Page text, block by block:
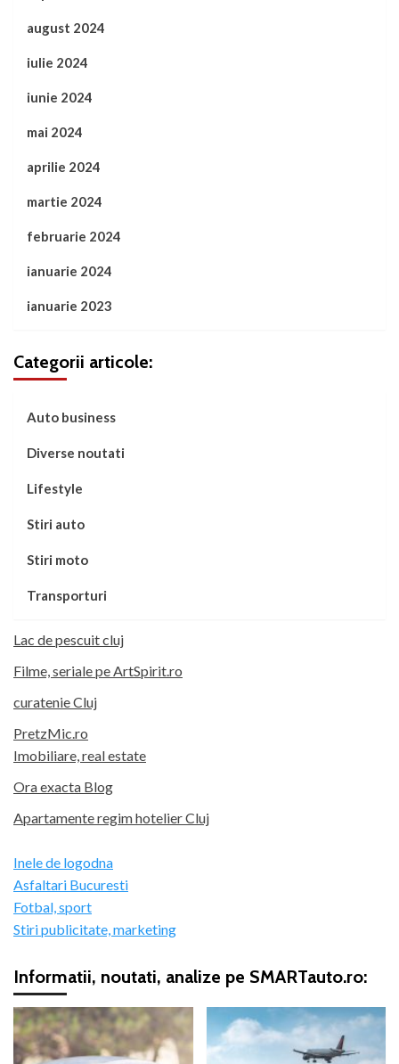
august 2024
iulie 2024
iunie 2024
mai 2024
aprilie 2024
martie 2024
februarie 2024
ianuarie 2024
ianuarie 2023
Categorii articole:
Auto business
Diverse noutati
Lifestyle
Stiri auto
Stiri moto
Transporturi
Lac de pescuit cluj
Filme, seriale pe ArtSpirit.ro
curatenie Cluj
PretzMic.ro
Imobiliare, real estate
Ora exacta Blog
Apartamente regim hotelier Cluj
Inele de logodna
Asfaltari Bucuresti
Fotbal, sport
Stiri publicitate, marketing
Informatii, noutati, analize pe SMARTauto.ro: